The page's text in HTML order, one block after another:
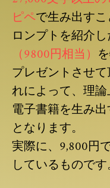
ピペで生み出す
ロンプトを紹介
（9800円相当）
プレゼントさせ
れによって、理
電子書籍を生み
となります。
実際に、9,800円
しているものです